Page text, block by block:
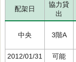
配架日
協力貸
出
中央 3階A
2012/01/31 可能